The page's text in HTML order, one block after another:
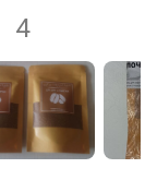
4